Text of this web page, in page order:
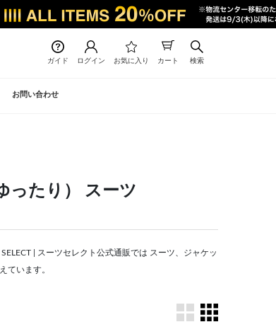
ガイド ログイン お気に入り カート 検索
お問い合わせ
ったり） スーツ
| スーツセレクト公式通販では スーツ、ジャケッ
ています。